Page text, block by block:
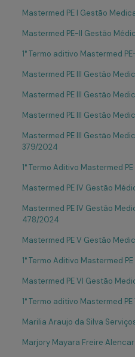
Mastermed PE I Gestão
Mastermed PE-II Gestão
1° Termo aditivo Mastermed
Mastermed PE III Gestão
Mastermed PE III Gestão
Mastermed PE III Gestão
Mastermed PE III Gestão
379/2024
1° Termo Aditivo Mastermed
Mastermed PE IV Gestão
Mastermed PE IV Gestão
478/2024
Mastermed PE V Gestão
1° Termo Aditivo Mastermed
Mastermed PE VI Gestão
1° Termo aditivo Mastermed
Marilia Araujo da Silva
Marjory Mayara Freire